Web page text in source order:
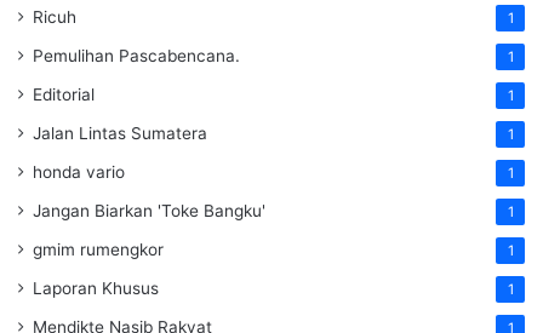
Ricuh 1
Pemulihan Pascabencana. 1
Editorial 1
Jalan Lintas Sumatera 1
honda vario 1
Jangan Biarkan 'Toke Bangku' 1
gmim rumengkor 1
Laporan Khusus 1
Mendikte Nasib Rakyat 1